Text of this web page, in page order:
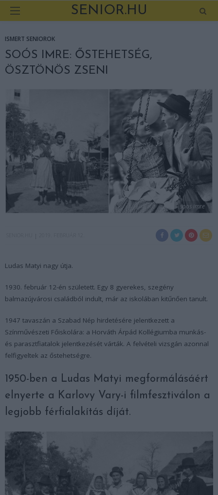
SENIOR.HU
ISMERT SENIOROK
SOÓS IMRE: ŐSTEHETSÉG,
ÖSZTÖNÖS ZSENI
soos imre
Ludas Matyi nagy útja.
1930. február 12-én született. Egy 8 gyerekes, szegény
balmazújvárosi családból indult, már az iskolában kitűnően tanult.
1947 tavaszán a Szabad Nép hirdetésére jelentkezett a
Színművészeti Főiskolára: a Horváth Árpád Kollégiumba munkás-
és parasztfiatalok jelentkezését várták. A felvételi vizsgán azonnal
felfigyeltek az őstehetségre.
1950-ben a Ludas Matyi megformálásáért
elnyerte a Karlovy Vary-i filmfesztiválon a
legjobb férfialakítás díját.